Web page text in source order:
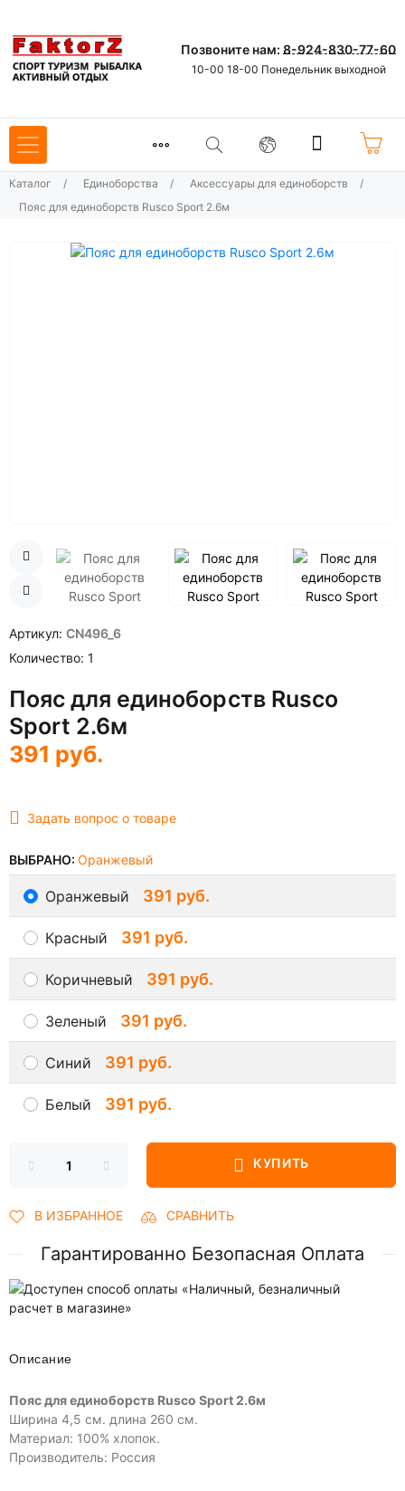
Позвоните нам: 8-924-830-77-60
10-00 18-00 Понедельник выходной
Каталог / Единоборства / Аксессуары для единоборств
/
Пояс для единоборств Rusco Sport 2.6м
Артикул CN496_6
Количество 1
Пояс для единоборств Rusco
Sport 2.6м
391 руб.
Задать вопрос о товаре
ВЫБРАНО: Оранжевый
Оранжевый 391 руб.
Красный 391 руб.
Коричневый 391 руб.
Зеленый 391 руб.
Синий 391 руб.
Белый 391 руб.
КУПИТЬ
В ИЗБРАННОЕ СРАВНИТЬ
Гарантированно Безопасная Оплата
Описание
Пояс для единоборств Rusco Sport 2.6м
Ширина 4,5 см. длина 260 см.
Материал: 100% хлопок.
Производитель: Россия